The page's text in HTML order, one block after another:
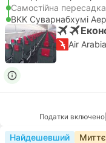
Самостійна
BKK Суварнабхумі
Air Arabia
Податки включено
Найдешевший